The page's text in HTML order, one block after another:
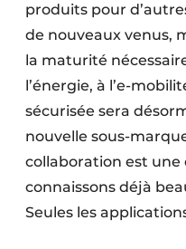
produits pour
de nouveaux venus,
la maturité
l’énergie, à l’e-
sécurisée sera
nouvelle sous-
collaboration est
connaissons déjà
Seules les